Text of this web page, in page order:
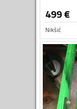
499€
Nikšić